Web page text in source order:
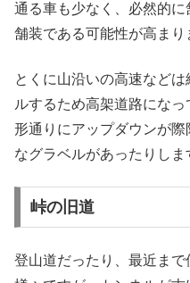
通る車も少なく、必然的
舗装である可能性が高まり
とくに山沿いの高速など
ルするため高架道路にな
形通りにアップダウンが
なグラベルがあったりしま
峠の旧道
登山道だったり、最近ま